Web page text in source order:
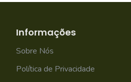
Informações
Sobre Nós
Política de Privacidade